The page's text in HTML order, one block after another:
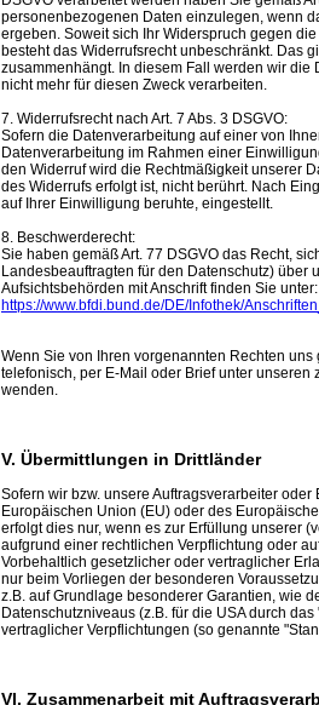
personenbezogenen Daten einzulegen, wenn
ergeben. Soweit sich Ihr Widerspruch gegen
besteht das Widerrufsrecht unbeschränkt. Das
zusammenhängt. In diesem Fall werden wir
nicht mehr für diesen Zweck verarbeiten.
7. Widerrufsrecht nach Art. 7 Abs. 3 DSGVO:
Sofern die Datenverarbeitung auf einer von
Datenverarbeitung im Rahmen einer
den Widerruf wird die Rechtmäßigkeit unserer
des Widerrufs erfolgt ist, nicht berührt. Nach
auf Ihrer Einwilligung beruhte, eingestellt.
8. Beschwerderecht:
Sie haben gemäß Art. 77 DSGVO das Recht,
Landesbeauftragten für den Datenschutz) über
Aufsichtsbehörden mit Anschrift finden Sie unter:
https://www.bfdi.bund.de/DE/Infothek/
Wenn Sie von Ihren vorgenannten Rechten
telefonisch, per E-Mail oder Brief unter
wenden.
V. Übermittlungen in Drittländer
Sofern wir bzw. unsere Auftragsverarbeiter
Europäischen Union (EU) oder des
erfolgt dies nur, wenn es zur Erfüllung unserer
aufgrund einer rechtlichen Verpflichtung oder
Vorbehaltlich gesetzlicher oder vertraglicher
nur beim Vorliegen der besonderen
z.B. auf Grundlage besonderer Garantien, wie
Datenschutzniveaus (z.B. für die USA durch
vertraglicher Verpflichtungen (so genannte
VI. Zusammenarbeit mit